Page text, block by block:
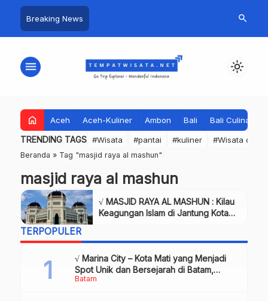
Breaking News search
menu light_mode
home Aceh Aceh-Kuliner Ambon Bali Bali Culinary
TRENDING TAGS #Wisata #pantai #kuliner #Wisata dan
Beranda » Tag "masjid raya al mashun"
masjid raya al mashun
√ MASJID RAYA AL MASHUN : Kilau
Keagungan Islam di Jantung Kota
TERPOPULER
Batam
√ Marina City – Kota Mati yang Menjadi
Spot Unik dan Bersejarah di Batam,
Review & Info